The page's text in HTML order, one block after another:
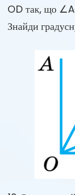
OD так, що
Знайди